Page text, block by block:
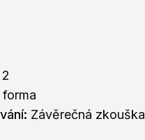
2
forma
Závěrečná zkouška